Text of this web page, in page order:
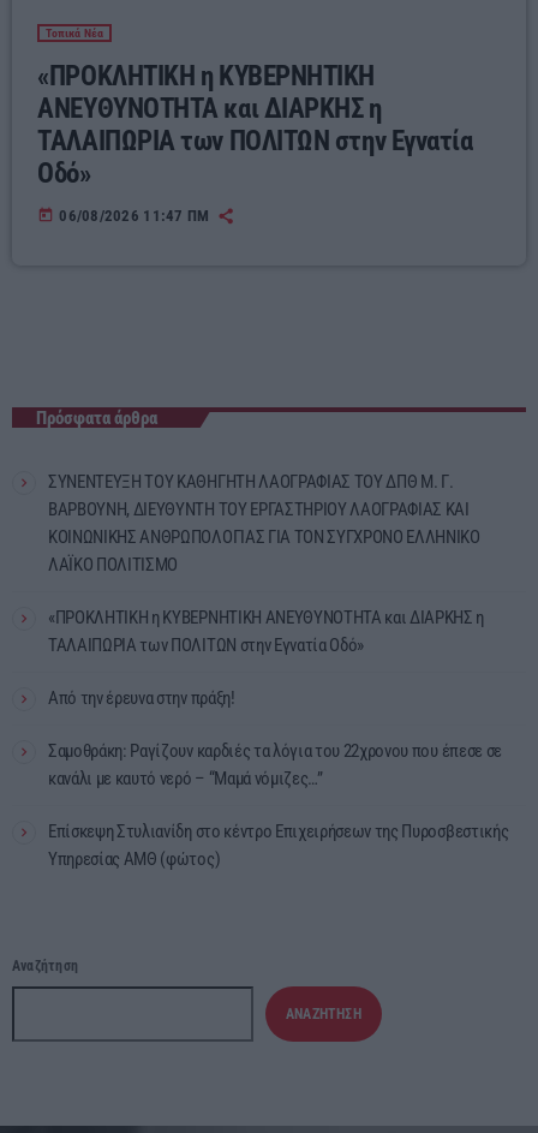
Τοπικά Νέα
«ΠΡΟΚΛΗΤΙΚΗ η ΚΥΒΕΡΝΗΤΙΚΗ
ΑΝΕΥΘΥΝΟΤΗΤΑ και ΔΙΑΡΚΗΣ η
ΤΑΛΑΙΠΩΡΙΑ των ΠΟΛΙΤΩΝ στην Εγνατία
Οδό»
today 06/08/2026 11:47 ΠΜ
Πρόσφατα άρθρα
ΣΥΝΕΝΤΕΥΞΗ ΤΟΥ ΚΑΘΗΓΗΤΗ ΛΑΟΓΡΑΦΙΑΣ ΤΟΥ ΔΠΘ Μ. Γ.
ΒΑΡΒΟΥΝΗ, ΔΙΕΥΘΥΝΤΗ ΤΟΥ ΕΡΓΑΣΤΗΡΙΟΥ ΛΑΟΓΡΑΦΙΑΣ ΚΑΙ
ΚΟΙΝΩΝΙΚΗΣ ΑΝΘΡΩΠΟΛΟΓΙΑΣ ΓΙΑ ΤΟΝ ΣΥΓΧΡΟΝΟ ΕΛΛΗΝΙΚΟ
ΛΑΪΚΟ ΠΟΛΙΤΙΣΜΟ
«ΠΡΟΚΛΗΤΙΚΗ η ΚΥΒΕΡΝΗΤΙΚΗ ΑΝΕΥΘΥΝΟΤΗΤΑ και ΔΙΑΡΚΗΣ η
ΤΑΛΑΙΠΩΡΙΑ των ΠΟΛΙΤΩΝ στην Εγνατία Οδό»
Από την έρευνα στην πράξη!
Σαμοθράκη: Ραγίζουν καρδιές τα λόγια του 22χρονου που έπεσε σε
κανάλι με καυτό νερό – “Μαμά νόμιζες…”
Επίσκεψη Στυλιανίδη στο κέντρο Επιχειρήσεων της Πυροσβεστικής
Υπηρεσίας ΑΜΘ (φώτος)
Αναζήτηση
ΑΝΑΖΉΤΗΣΗ